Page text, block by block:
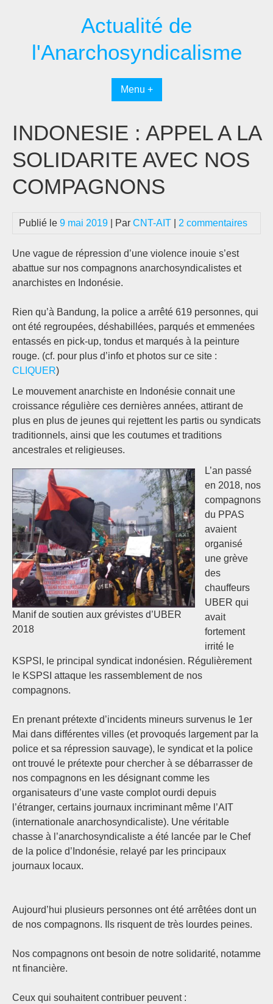
Actualité de
l'Anarchosyndicalisme
Menu +
INDONESIE : APPEL A LA
SOLIDARITE AVEC NOS
COMPAGNONS
Publié le 9 mai 2019 | Par CNT-AIT 2 commentaires
Une vague de répression d’une violence inouie s’est
abattue sur nos compagnons anarchosyndicalistes et
anarchistes en Indonésie.
Rien qu’à Bandung, la police a arrêté 619 personnes, qui
ont été regroupées, déshabillées, parqués et emmenées
entassés en pick-up, tondus et marqués à la peinture
rouge. (cf. pour plus d’info et photos sur ce site :
CLIQUER)
Le mouvement anarchiste en Indonésie connait une
croissance régulière ces dernières années, attirant de
plus en plus de jeunes qui rejettent les partis ou syndicats
traditionnels, ainsi que les coutumes et traditions
ancestrales et religieuses.
Manif de soutien aux grévistes d’UBER
2018
L’an passé
en 2018, nos
compagnons
du PPAS
avaient
organisé
une grève
des
chauffeurs
UBER qui
avait
fortement
irrité le
KSPSI, le principal syndicat indonésien. Régulièrement
le KSPSI attaque les rassemblement de nos
compagnons.
En prenant prétexte d’incidents mineurs survenus le 1er
Mai dans différentes villes (et provoqués largement par la
police et sa répression sauvage), le syndicat et la police
ont trouvé le prétexte pour chercher à se débarrasser de
nos compagnons en les désignant comme les
organisateurs d’une vaste complot ourdi depuis
l’étranger, certains journaux incriminant même l’AIT
(internationale anarchosyndicaliste). Une véritable
chasse à l’anarchosyndicaliste a été lancée par le Chef
de la police d’Indonésie, relayé par les principaux
journaux locaux.
Aujourd’hui plusieurs personnes ont été arrêtées dont un
de nos compagnons. Ils risquent de très lourdes peines.
Nos compagnons ont besoin de notre solidarité, notamme
nt financière.
Ceux qui souhaitent contribuer peuvent :